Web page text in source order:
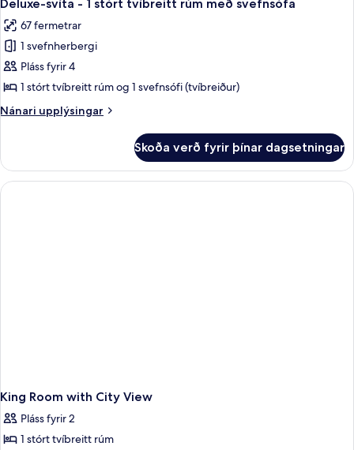
allar
myndir
fyrir
Deluxe-
svíta
-
1
tvíbreitt
rúm
með
Deluxe-svíta - 1 stórt tvíbreitt rúm með svefnsófa
67 fermetrar
1 svefnherbergi
Pláss fyrir 4
1 stórt tvíbreitt rúm og 1 svefnsófi (tvíbreiður)
Nánari upplýsingar
Nánari
svíta
1
Skoða verð fyrir þínar dagsetningar
King Room with City View
Pláss fyrir 2
1 stórt tvíbreitt rúm